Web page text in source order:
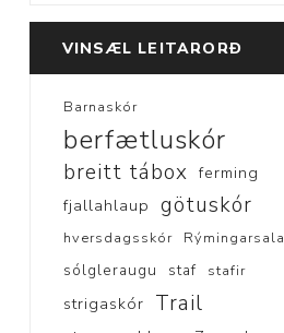
VINSÆL LEITARORÐ
Barnaskór
berfætluskór
breitt tábox ferming
fjallahlaup götuskór
hversdagsskór Rýmingarsala
sólgleraugu staf stafir
strigaskór Trail